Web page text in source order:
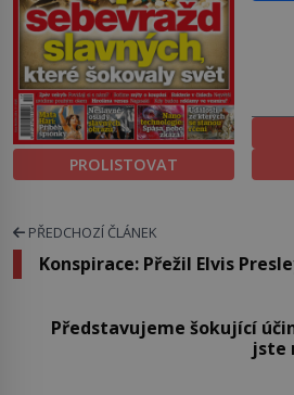
PROLISTOVAT
PŘEDCHOZÍ ČLÁNEK
Konspirace: Přežil Elvis
Představujeme šokující
jste